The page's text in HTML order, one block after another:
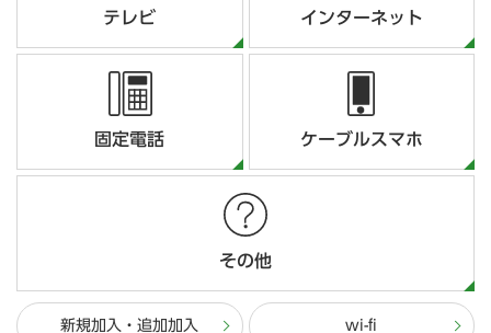
テレビ インターネット
固定電話 ケーブルスマホ
その他
新規加入・追加加入 wi-fi